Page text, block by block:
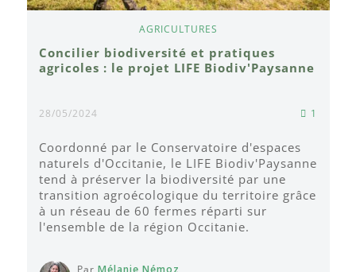
AGRICULTURES
Concilier biodiversité et pratiques
agricoles : le projet LIFE Biodiv'Paysanne
28/05/2024 1
Coordonné par le Conservatoire d'espaces
naturels d'Occitanie, le LIFE Biodiv'Paysanne
tend à préserver la biodiversité par une
transition agroécologique du territoire grâce
à un réseau de 60 fermes réparti sur
l'ensemble de la région Occitanie.